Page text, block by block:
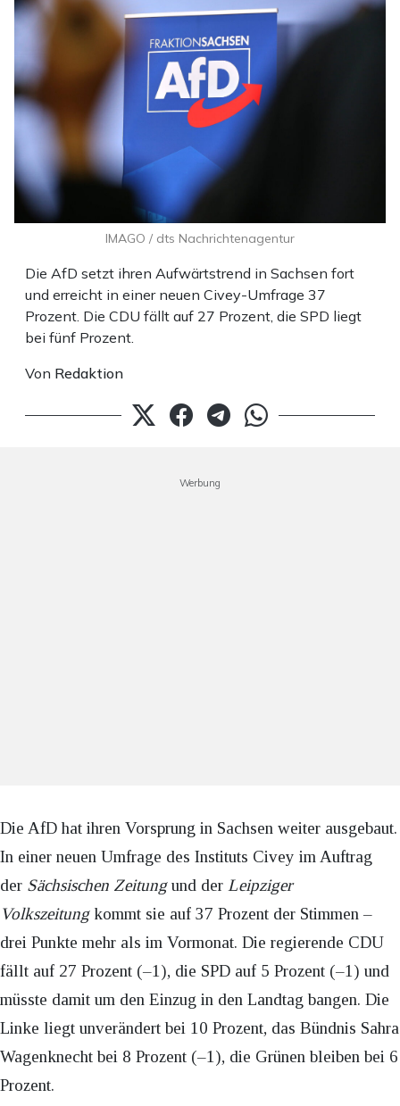
Die AfD setzt ihren Aufwärtstrend in Sachsen fort
und erreicht in einer neuen Civey-Umfrage 37
Prozent. Die CDU fällt auf 27 Prozent, die SPD liegt
bei fünf Prozent.
Von Redaktion
IMAGO / dts Nachrichtenagentur
Werbung
Die AfD hat ihren Vorsprung in Sachsen weiter ausgebaut.
In einer neuen Umfrage des Instituts Civey im Auftrag
der Sächsischen Zeitungund der Leipziger
Volkszeitungkommt sie auf 37 Prozent der Stimmen –
drei Punkte mehr als im Vormonat. Die regierende CDU
fällt auf 27 Prozent (–1), die SPD auf 5 Prozent (–1) und
müsste damit um den Einzug in den Landtag bangen. Die
Linke liegt unverändert bei 10 Prozent, das Bündnis Sahra
Wagenknecht bei 8 Prozent (–1), die Grünen bleiben bei 6
Prozent.